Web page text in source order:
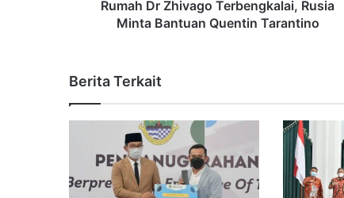
Rumah Dr Zhivago Terbengkalai, Rusia
Minta Bantuan Quentin Tarantino
Berita Terkait